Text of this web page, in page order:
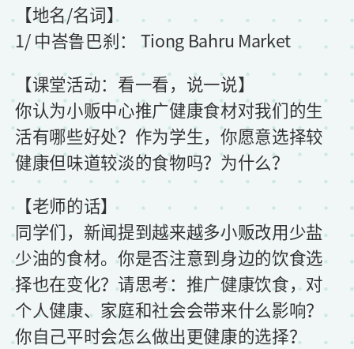
【地名/名词】
1/ 中峇鲁巴刹： Tiong Bahru Market
【课堂活动：看一看，说一说】
你认为小贩中心推广健康食材对我们的生
活有哪些好处？作为学生，你愿意选择较
健康但味道较淡的食物吗？为什么？
【老师的话】
同学们，新闻提到越来越多小贩改用少盐
少油的食材。你是否注意到身边的饮食选
择也在变化？请思考：推广健康饮食，对
个人健康、家庭和社会会带来什么影响？
你自己平时会怎么做出更健康的选择？